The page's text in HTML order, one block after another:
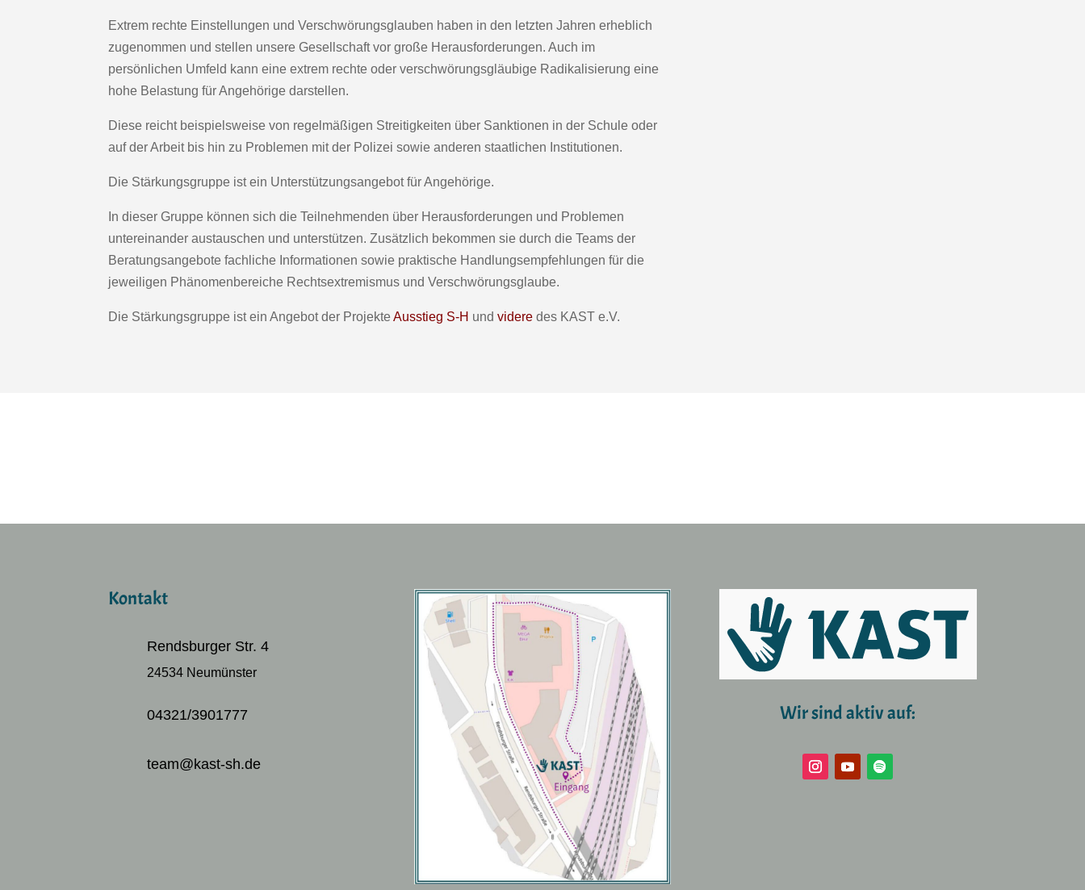
Extrem rechte Einstellungen und Verschwörungsglauben haben in den letzten Jahren erheblich
zugenommen und stellen unsere Gesellschaft vor große Herausforderungen. Auch im
persönlichen Umfeld kann eine extrem rechte oder verschwörungsgläubige Radikalisierung eine
hohe Belastung für Angehörige darstellen.
Diese reicht beispielsweise von regelmäßigen Streitigkeiten über Sanktionen in der Schule oder
auf der Arbeit bis hin zu Problemen mit der Polizei sowie anderen staatlichen Institutionen.
Die Stärkungsgruppe ist ein Unterstützungsangebot für Angehörige.
In dieser Gruppe können sich die Teilnehmenden über Herausforderungen und Problemen
untereinander austauschen und unterstützen. Zusätzlich bekommen sie durch die Teams der
Beratungsangebote fachliche Informationen sowie praktische Handlungsempfehlungen für die
jeweiligen Phänomenbereiche Rechtsextremismus und Verschwörungsglaube.
Die Stärkungsgruppe ist ein Angebot der ProjekteAusstieg S-H undvideredes KAST e.V.
Kontakt
Rendsburger Str. 4
24534 Neumünster
04321/3901777
team@kast-sh.de
Wir sind aktiv auf: